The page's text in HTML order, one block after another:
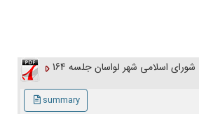
اسلامی شهر لواسان جلسه 164
summary